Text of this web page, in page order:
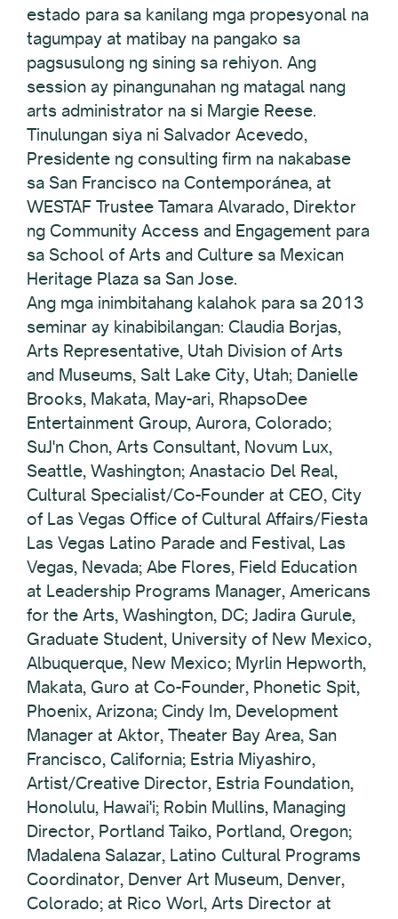
estado para sa kanilang mga propesyonal na
tagumpay at matibay na pangako sa
pagsusulong ng sining sa rehiyon. Ang
session ay pinangunahan ng matagal nang
arts administrator na si Margie Reese.
Tinulungan siya ni Salvador Acevedo,
Presidente ng consulting firm na nakabase
sa San Francisco na Contemporánea, at
WESTAF Trustee Tamara Alvarado, Direktor
ng Community Access and Engagement para
sa School of Arts and Culture sa Mexican
Heritage Plaza sa San Jose.
Ang mga inimbitahang kalahok para sa 2013
seminar ay kinabibilangan: Claudia Borjas,
Arts Representative, Utah Division of Arts
and Museums, Salt Lake City, Utah; Danielle
Brooks, Makata, May-ari, RhapsoDee
Entertainment Group, Aurora, Colorado;
SuJ'n Chon, Arts Consultant, Novum Lux,
Seattle, Washington; Anastacio Del Real,
Cultural Specialist/Co-Founder at CEO, City
of Las Vegas Office of Cultural Affairs/Fiesta
Las Vegas Latino Parade and Festival, Las
Vegas, Nevada; Abe Flores, Field Education
at Leadership Programs Manager, Americans
for the Arts, Washington, DC; Jadira Gurule,
Graduate Student, University of New Mexico,
Albuquerque, New Mexico; Myrlin Hepworth,
Makata, Guro at Co-Founder, Phonetic Spit,
Phoenix, Arizona; Cindy Im, Development
Manager at Aktor, Theater Bay Area, San
Francisco, California; Estria Miyashiro,
Artist/Creative Director, Estria Foundation,
Honolulu, Hawai'i; Robin Mullins, Managing
Director, Portland Taiko, Portland, Oregon;
Madalena Salazar, Latino Cultural Programs
Coordinator, Denver Art Museum, Denver,
Colorado; at Rico Worl, Arts Director at